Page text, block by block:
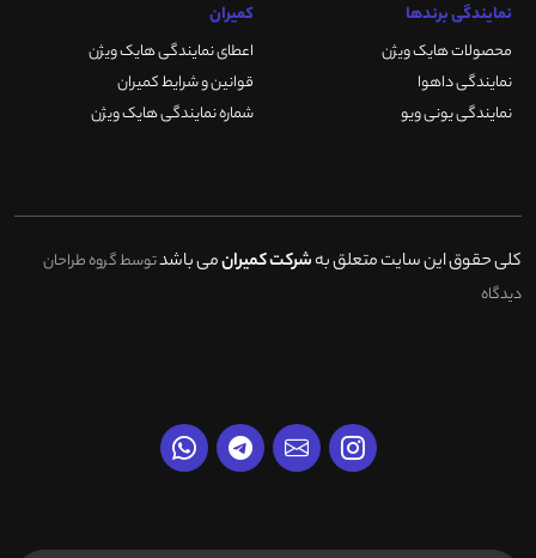
نمایندگی برندها
محصولات هایک ویژن
نمایندگی داهوا
نمایندگی یونی ویو
کمیران
اعطای نمایندگی هایک ویژن
قوانین و شرایط کمیران
شماره نمایندگی هایک ویژن
کلی حقوق این سایت متعلق بهشرکت کمیرانمی باشدتوسط گروه طراحان
دیدگاه